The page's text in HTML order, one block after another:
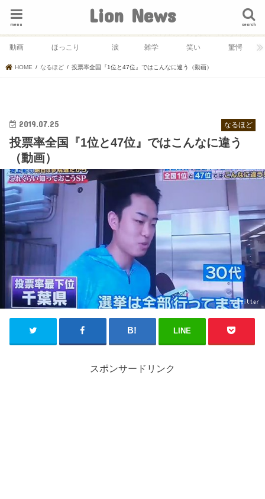
Lion News search
menu
動画 ほっこり 涙 雑学 笑い 驚愕
HOME なるほど 投票率全国『1位と47位』ではこんなに違う（動画）
なるほど
2019.07.25
投票率全国『1位と47位』ではこんなに違う
（動画）
LINE
スポンサードリンク